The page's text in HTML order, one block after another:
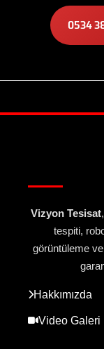
0534
Vizyon Tesisat
tespiti,
görüntüleme
Hakkımızda
Video Galeri